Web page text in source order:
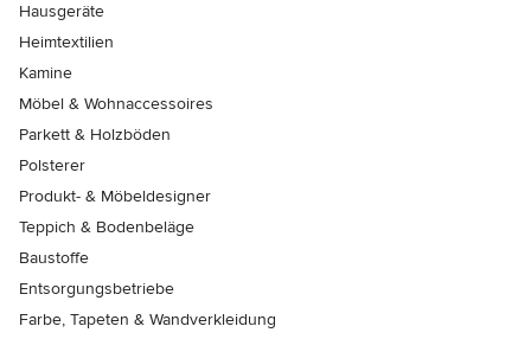
Hausgeräte
Heimtextilien
Kamine
Möbel & Wohnaccessoires
Parkett & Holzböden
Polsterer
Produkt- & Möbeldesigner
Teppich & Bodenbeläge
Baustoffe
Entsorgungsbetriebe
Farbe, Tapeten & Wandverkleidung